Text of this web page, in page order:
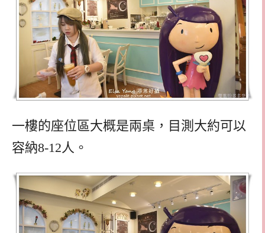
一樓的座位區大概是兩桌，目測大約可以
容納8-12人。